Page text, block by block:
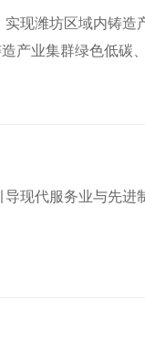
现潍坊区域内铸造
产业集群绿色低碳、
现代服务业与先进